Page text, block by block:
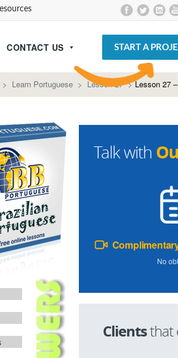
CONTACT US START A
> Learn Portuguese > Lesson 27 >Lesson 27
Talk with
No
Clientsthat